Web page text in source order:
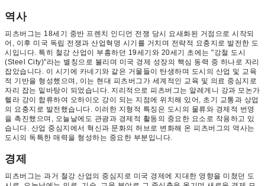
역사
피츠버그는 18세기 중반 프렌치 인디언 전쟁 당시 요새화된 거점으로 시작되
어, 이후 미국 독립 전쟁과 산업혁명 시기를 거치며 전략적 요충지로 발전한 도
시입니다. 특히 철강 산업이 부흥하던 19세기와 20세기 초에는 "강철 도시
(Steel City)"라는 별칭으로 불리며 미국 경제 성장의 핵심 동력 중 하나로 자리
잡았습니다. 이 시기에 카네기와 같은 거물들이 탄생하며 도시의 산업 및 교육
적 기반을 형성했으며, 이는 현대 피츠버그가 세계적인 교육 및 의료 중심지로
자리 잡는 밑바탕이 되었습니다. 지리적으로 피츠버그는 알레게니 강과 모논가
헬라 강이 합류하여 오하이오 강이 되는 지점에 위치해 있어, 초기 교통과 상업
의 요충지로 발전했습니다. 이러한 지형적 특징은 도시의 물류와 경제적 번영
을 촉진했으며, 오늘날에도 관광과 경제적 활동의 중요한 요소로 작용하고 있
습니다. 산업 중심지에서 혁신과 문화의 허브로 변화해 온 피츠버그의 역사는
도시의 독특한 매력을 형성하는 중요한 부분입니다.
경제
피츠버그는 과거 철강 산업의 중심지로 미국 경제에 지대한 영향을 미쳤던 도